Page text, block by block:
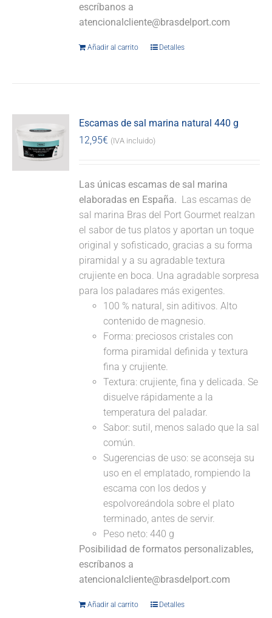
escríbanos a
atencionalcliente@brasdelport.com
Añadir al carrito Detalles
Escamas de sal marina natural 440 g
12,95€ (IVA incluido)
Las únicas escamas de sal marina
elaboradas en España. Las escamas de
sal marina Bras del Port Gourmet realzan
el sabor de tus platos y aportan un toque
original y sofisticado, gracias a su forma
piramidal y a su agradable textura
crujiente en boca. Una agradable sorpresa
para los paladares más exigentes.
100 % natural, sin aditivos. Alto
contenido de magnesio.
Forma: preciosos cristales con
forma piramidal definida y textura
fina y crujiente.
Textura: crujiente, fina y delicada. Se
disuelve rápidamente a la
temperatura del paladar.
Sabor: sutil, menos salado que la sal
común.
Sugerencias de uso: se aconseja su
uso en el emplatado, rompiendo la
escama con los dedos y
espolvoreándola sobre el plato
terminado, antes de servir.
Peso neto: 440 g
Posibilidad de formatos personalizables,
escríbanos a
atencionalcliente@brasdelport.com
Añadir al carrito Detalles